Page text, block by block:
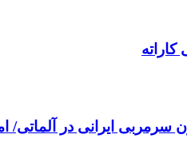
سرمربی ایرانی در آلماتی/